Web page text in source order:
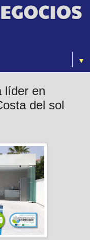
▼
líder en
del sol